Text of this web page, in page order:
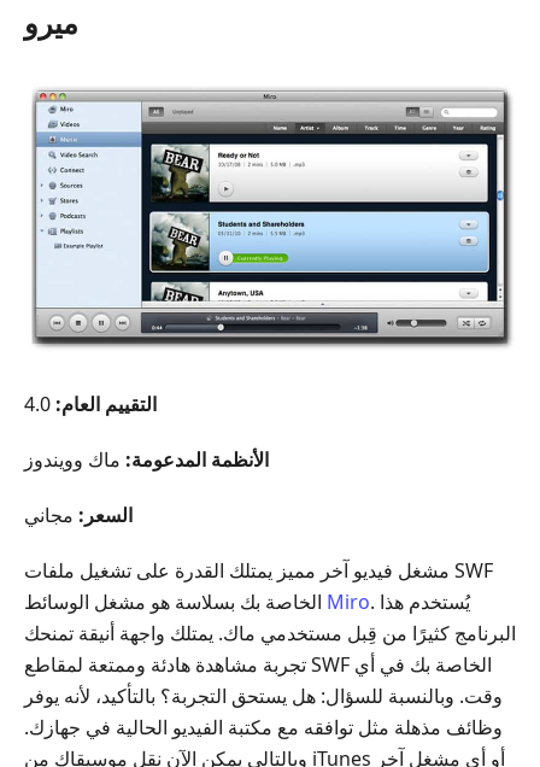
ميرو
التقييم العام:
الأنظمة المدعومة: ماك وويندوز
السعر: مجاني
مشغل فيديو آخر مميز يمتلك القدرة على تشغيل ملفات ‎SWF‎
Miro. يُستخدم هذا
البرنامج كثيرًا من قِبل مستخدمي ماك. يمتلك واجهة أنيقة تمنحك
تجربة مشاهدة هادئة وممتعة لمقاطع ‎SWF‎ الخاصة بك في أي
وقت. وبالنسبة للسؤال: هل يستحق التجربة؟ بالتأكيد، لأنه يوفر
وظائف مذهلة مثل توافقه مع مكتبة الفيديو الحالية في جهازك.
وبالتالي يمكن الآن نقل موسيقاك من iTunes أو أي مشغل آخر